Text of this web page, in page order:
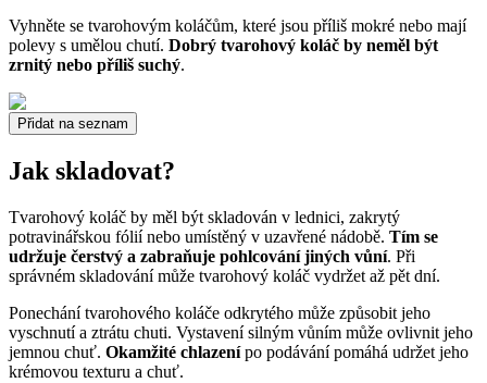
Vyhněte se tvarohovým koláčům, které jsou příliš mokré nebo mají
polevy s umělou chutí. Dobrý tvarohový koláč by neměl být
zrnitý nebo příliš suchý.
Přidat na seznam
Jak skladovat?
Tvarohový koláč by měl být skladován v lednici, zakrytý
potravinářskou fólií nebo umístěný v uzavřené nádobě. Tím se
udržuje čerstvý a zabraňuje pohlcování jiných vůní. Při
správném skladování může tvarohový koláč vydržet až pět dní.
Ponechání tvarohového koláče odkrytého může způsobit jeho
vyschnutí a ztrátu chuti. Vystavení silným vůním může ovlivnit jeho
jemnou chuť. Okamžité chlazenípo podávání pomáhá udržet jeho
krémovou texturu a chuť.